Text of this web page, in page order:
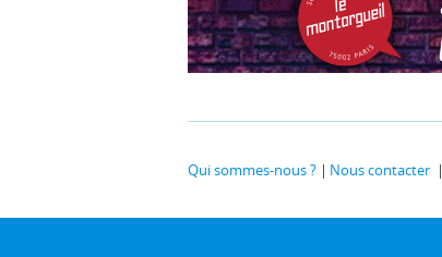
Qui sommes-nous ? Nous contacter